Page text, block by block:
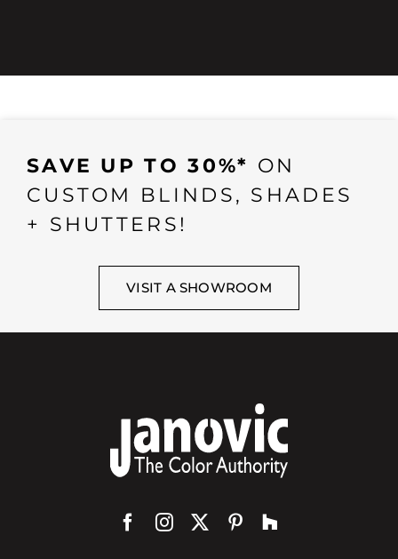
SAVE UP TO 30%* ON
CUSTOM BLINDS, SHADES
+ SHUTTERS!
VISIT A SHOWROOM